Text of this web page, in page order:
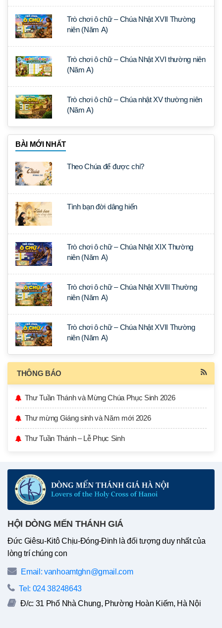
Trò chơi ô chữ – Chúa Nhật XVII Thường
niên (Năm A)
Trò chơi ô chữ – Chúa Nhật XVI thường niên
(Năm A)
Trò chơi ô chữ – Chúa nhật XV thường niên
(Năm A)
BÀI MỚI NHẤT
Theo Chúa để được chi?
Tình bạn đời dâng hiến
Trò chơi ô chữ – Chúa Nhật XIX Thường
niên (Năm A)
Trò chơi ô chữ – Chúa Nhật XVIII Thường
niên (Năm A)
Trò chơi ô chữ – Chúa Nhật XVII Thường
niên (Năm A)
THÔNG BÁO
Thư Tuần Thánh và Mừng Chúa Phục Sinh 2026
Thư mừng Giáng sinh và Năm mới 2026
Thư Tuần Thánh – Lễ Phục Sinh
HỘI DÒNG MẾN THÁNH GIÁ
Đức Giêsu-Kitô Chịu-Đóng-Đinh là đối tượng duy nhất của
lòng trí chúng con
Email: vanhoamtghn@gmail.com
Tel: 024 38248643
Đ/c: 31 Phố Nhà Chung, Phường Hoàn Kiếm, Hà Nội